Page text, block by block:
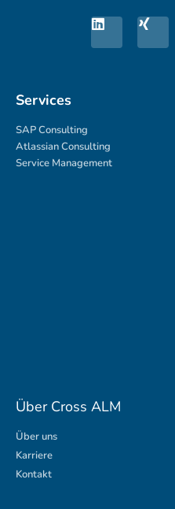
Services
SAP Consulting
Atlassian Consulting
Service Management
Über Cross ALM
Über uns
Karriere
Kontakt